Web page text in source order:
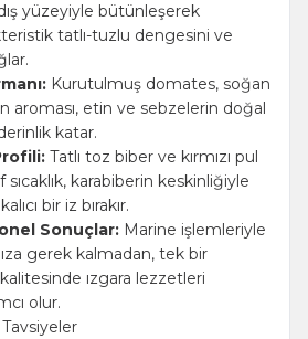
yüzeyiyle bütünleşerek
tatlı-tuzlu dengesini ve
Kurutulmuş domates, soğan
aroması, etin ve sebzelerin doğal
katar.
Tatlı toz biber ve kırmızı pul
sıcaklık, karabiberin keskinliğiyle
bir iz bırakır.
Sonuçlar: Marine işlemleriyle
gerek kalmadan, tek bir
ızgara lezzetleri
olur.
Tavsiyeler